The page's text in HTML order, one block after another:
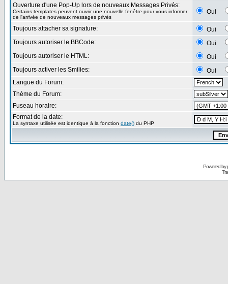
Ouverture d'une Pop-Up lors de nouveaux Messages Privés:
Certains templates peuvent ouvrir une nouvelle fenêtre pour vous informer
de l'arrivée de nouveaux messages privés
Oui
Toujours attacher sa signature:
Oui
Toujours autoriser le BBCode:
Oui
Toujours autoriser le HTML:
Oui
Toujours activer les Smilies:
Oui
Langue du Forum:
Thème du Forum:
Fuseau horaire:
Format de la date:
La syntaxe utilisée est identique à la fonction date() du PHP
Powered by